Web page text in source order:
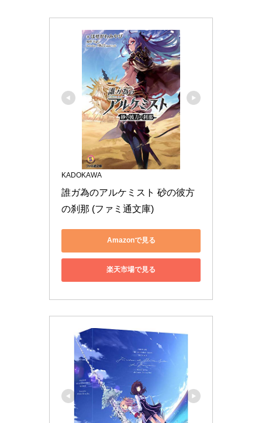
KADOKAWA
誰ガ為のアルケミスト 砂の彼方
の刹那 (ファミ通文庫)
Amazonで見る
楽天市場で見る